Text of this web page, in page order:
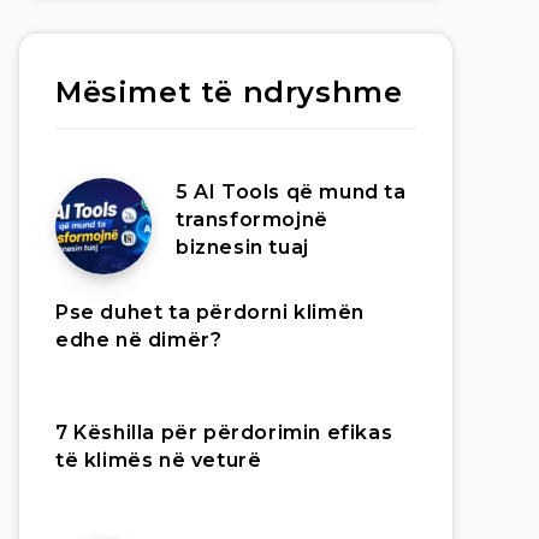
Mësimet të ndryshme
5 AI Tools që mund ta
transformojnë
biznesin tuaj
Pse duhet ta përdorni klimën
edhe në dimër?
7 Këshilla për përdorimin efikas
të klimës në veturë